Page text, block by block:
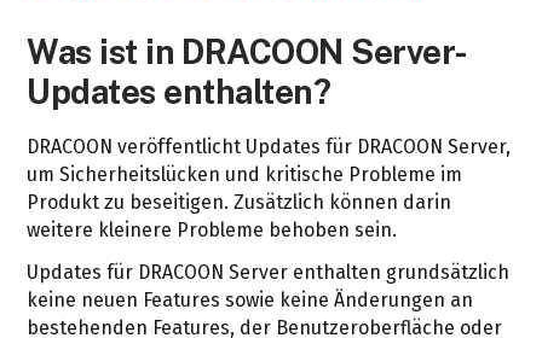
Was ist in DRACOON Server-
Updates enthalten?
DRACOON veröffentlicht Updates für DRACOON Server,
um Sicherheitslücken und kritische Probleme im
Produkt zu beseitigen. Zusätzlich können darin
weitere kleinere Probleme behoben sein.
Updates für DRACOON Server enthalten grundsätzlich
keine neuen Features sowie keine Änderungen an
bestehenden Features, der Benutzeroberfläche oder